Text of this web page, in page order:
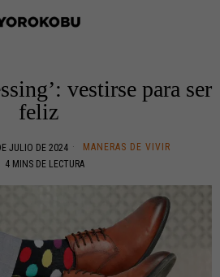
vestirse para ser
feliz
JULIO DE 2024
MANERAS DE VIVIR
4 MINS DE LECTURA